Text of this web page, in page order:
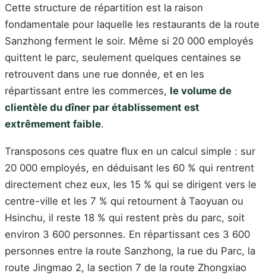
Cette structure de répartition est la raison
fondamentale pour laquelle les restaurants de la route
Sanzhong ferment le soir. Même si 20 000 employés
quittent le parc, seulement quelques centaines se
retrouvent dans une rue donnée, et en les
répartissant entre les commerces, le volume de
clientèle du dîner par établissement est
extrêmement faible.
Transposons ces quatre flux en un calcul simple : sur
20 000 employés, en déduisant les 60 % qui rentrent
directement chez eux, les 15 % qui se dirigent vers le
centre-ville et les 7 % qui retournent à Taoyuan ou
Hsinchu, il reste 18 % qui restent près du parc, soit
environ 3 600 personnes. En répartissant ces 3 600
personnes entre la route Sanzhong, la rue du Parc, la
route Jingmao 2, la section 7 de la route Zhongxiao